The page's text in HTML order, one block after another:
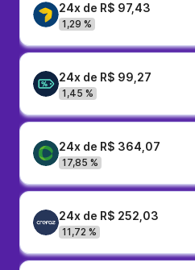
24x de R$ 97,43
1,29 %
24x de R$ 99,27
1,45 %
24x de R$ 364,07
17,85 %
24x de R$ 252,03
11,72 %